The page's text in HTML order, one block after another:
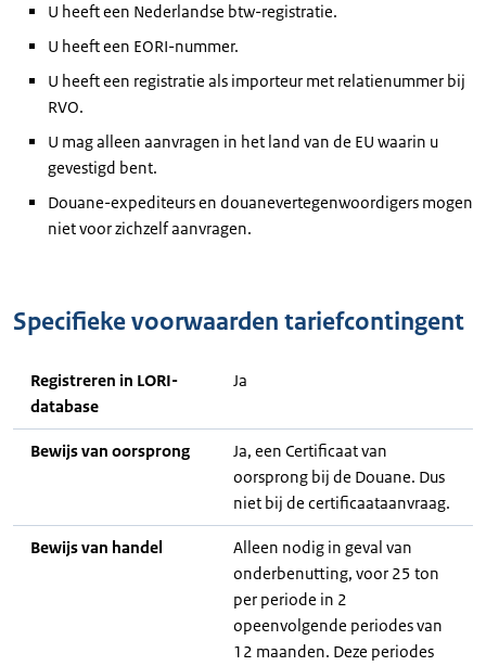
U heeft een Nederlandse btw-registratie.
U heeft een EORI-nummer.
U heeft een registratie als importeur met relatienummer bij
RVO.
U mag alleen aanvragen in het land van de EU waarin u
gevestigd bent.
Douane-expediteurs en douanevertegenwoordigers mogen
niet voor zichzelf aanvragen.
Specifieke voorwaarden tariefcontingent
Registreren in LORI-
database
Ja
Bewijs van oorsprong
Ja, een Certificaat van
oorsprong bij de Douane. Dus
niet bij de certificaataanvraag.
Bewijs van handel
Alleen nodig in geval van
onderbenutting, voor 25 ton
per periode in 2
opeenvolgende periodes van
12 maanden. Deze periodes